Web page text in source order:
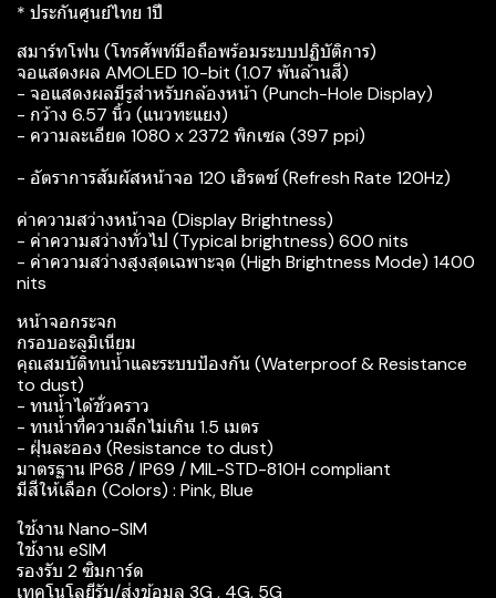
* ประกันศูนย์ไทย 1ปี
สมาร์ทโฟน (โทรศัพท์มือถือพร้อมระบบปฏิบัติการ)
จอแสดงผล AMOLED 10-bit (1.07 พันล้านสี)
- จอแสดงผลมีรูสำหรับกล้องหน้า (Punch-Hole Display)
- กว้าง 6.57 นิ้ว (แนวทะแยง)
- ความละเอียด 1080 x 2372 พิกเซล (397 ppi)
- อัตราการสัมผัสหน้าจอ 120 เฮิรตซ์ (Refresh Rate 120Hz)
ค่าความสว่างหน้าจอ (Display Brightness)
- ค่าความสว่างทั่วไป (Typical brightness) 600 nits
- ค่าความสว่างสูงสุดเฉพาะจุด (High Brightness Mode) 1400
nits
หน้าจอกระจก
กรอบอะลูมิเนียม
คุณสมบัติทนน้ำและระบบป้องกัน (Waterproof & Resistance
to dust)
- ทนน้ำได้ชั่วคราว
- ทนน้ำที่ความลึกไม่เกิน 1.5 เมตร
- ฝุ่นละออง (Resistance to dust)
มาตรฐาน IP68 / IP69 / MIL-STD-810H compliant
มีสีให้เลือก (Colors) : Pink, Blue
ใช้งาน Nano-SIM
ใช้งาน eSIM
รองรับ 2 ซิมการ์ด
เทคโนโลยีรับ/ส่งข้อมูล 3G , 4G, 5G